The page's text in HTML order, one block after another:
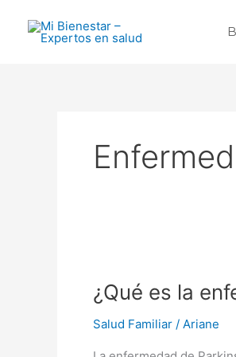
contenido
¿Qué es la
Salud Familiar / Ariane
la
enfermedad
de